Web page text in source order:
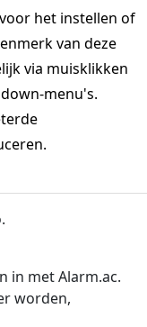
het instellen of
van deze
via muisklikken
menu's.
in met Alarm.ac.
worden,